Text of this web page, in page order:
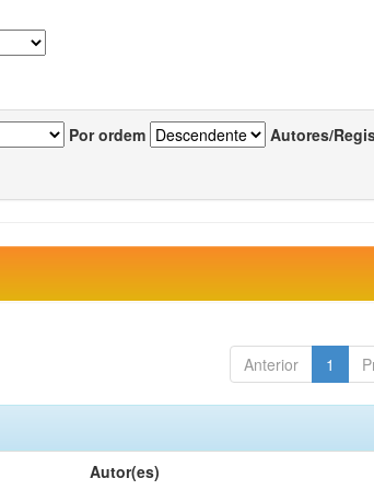
Por ordem Autores/
Anterior 1
Autor(es)